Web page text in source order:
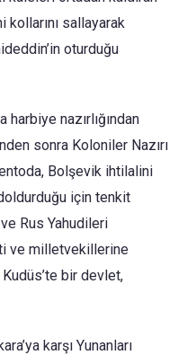
sallayarak
oturduğu
nazırlığından
sonra Koloniler Nazırı
Bolşevik ihtilalini
için tenkit
Rus Yahudileri
ve milletvekillerine
bir devlet,
karşı Yunanları